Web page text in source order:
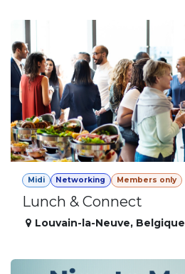
Midi Networking Members only
Lunch & Connect
Louvain-la-Neuve, Belgique